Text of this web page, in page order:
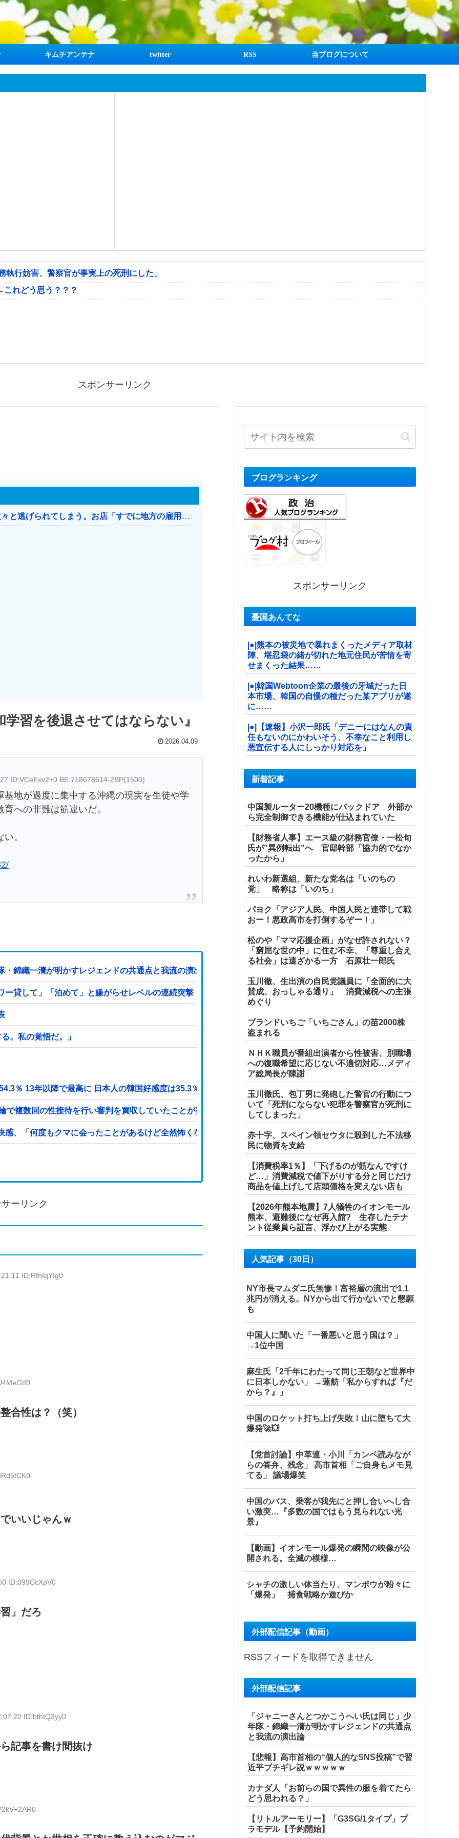
キムチアンテナ twitter RSS 当ブログについて
行妨害、警察官が事実上の死刑にした」
れどう思う？？？
スポンサーリンク
日本のお店、時給1500円でもミャンマー人に次々と逃げられてしまう。お店「すでに地方の雇用は崩壊」
習を後退させてはならない』
2026.04.09
ID:VCeFxv2+0 BE:718678614-2BP(1500)
地が過度に集中する沖縄の現実を生徒や学
への非難は筋違いだ。
。
錦織一清が明かすレジェンドの共通点と我流の演出論
貸して」「泊めて」と嫌がらせレベルの連続突撃！夫経由で断ると私に直接LINEしてきて絶句←大人しく自宅の風呂に
。私の覚悟だ。」
％ 13年以降で最高に 日本人の韓国好感度は35.3％
で複数回の性接待を行い審判を買収していたことが発覚…（ブルブル」＝韓国の反応
感、「何度もクマに会ったことがあるけど全然怖くなかった」と主張しており……他
ーリンク
ID:RfnIqYIg0
合性は？（笑）
いいじゃんｗ
ID:099CcXpV0
」だろ
ID:hthtQ3yy0
記事を書け間抜け
ブログランキング
スポンサーリンク
憂国あんてな
|●|熊本の被災地で暴れまくったメディア取材
陣、堪忍袋の緒が切れた地元住民が苦情を寄
せまくった結果……
|●|韓国Webtoon企業の最後の牙城だった日
本市場、韓国の自慢の種だった某アプリが遂
に……
|●|【速報】小沢一郎氏「デニーにはなんの責
任もないのにかわいそう、不幸なこと利用し
悪宣伝する人にしっかり対応を」
新着記事
中国製ルーター20機種にバックドア 外部か
ら完全制御できる機能が仕込まれていた
【財務省人事】エース級の財務官僚・一松旬
氏が”異例転出”へ 官邸幹部「協力的でなか
ったから」
れいわ新選組、新たな党名は「いのちの
党」 略称は「いのち」
パヨク「アジア人民、中国人民と連帯して戦
おー！悪政高市を打倒するぞー！」
松のや「ママ応援企画」がなぜ許されない？
「窮屈な世の中」に住む不幸、「尊重し合え
る社会」は遠ざかる一方 石原壮一郎氏
玉川徹、生出演の自民党議員に「全面的に大
賛成、おっしゃる通り」 消費減税への主張
めぐり
ブランドいちご「いちごさん」の苗2000株
盗まれる
ＮＨＫ職員が番組出演者から性被害、別職場
への復職希望に応じない不適切対応…メディ
ア総局長が陳謝
玉川徹氏、包丁男に発砲した警官の行動につ
いて「死刑にならない犯罪を警察官が死刑に
してしまった」
赤十字、スペイン領セウタに殺到した不法移
民に物資を支給
【消費税率1％】「下げるのが筋なんですけ
ど…」消費減税で値下がりする分と同じだけ
商品を値上げして店頭価格を変えない店も
【2026年熊本地震】7人犠牲のイオンモール
熊本、避難後になぜ再入館? 生存したテナ
ント従業員ら証言、浮かび上がる実態
人気記事（30日）
NY市長マムダニ氏無惨！富裕層の流出で1.1
兆円が消える。NYから出て行かないでと懇願
も
中国人に聞いた「一番悪いと思う国は？」
→1位中国
麻生氏「2千年にわたって同じ王朝など世界中
に日本しかない」 →蓮舫「私からすれば『だ
から？』」
中国のロケット打ち上げ失敗！山に堕ちて大
爆発🚀💥
【党首討論】中革連・小川「カンペ読みなが
らの答弁、残念」 高市首相「ご自身もメモ見
てる」 議場爆笑
中国のバス、乗客が我先にと押し合いへし合
い激突…『多数の国ではもう見られない光
景』
【動画】イオンモール爆発の瞬間の映像が公
開される。全滅の模様…
シャチの激しい体当たり、マンボウが粉々に
「爆発」 捕食戦略か遊びか
外部配信記事（動画）
RSSフィードを取得できません
外部配信記事
「ジャニーさんとつかこうへい氏は同じ」少
年隊・錦織一清が明かすレジェンドの共通点
と我流の演出論
【悲報】高市首相の“個人的なSNS投稿”で習
近平ブチギレ説ｗｗｗｗｗ
カナダ人「お前らの国で異性の服を着てたら
どう思われる？」
【リトルアーモリー】「G3SG/1タイプ」プ
ラモデル【予約開始】